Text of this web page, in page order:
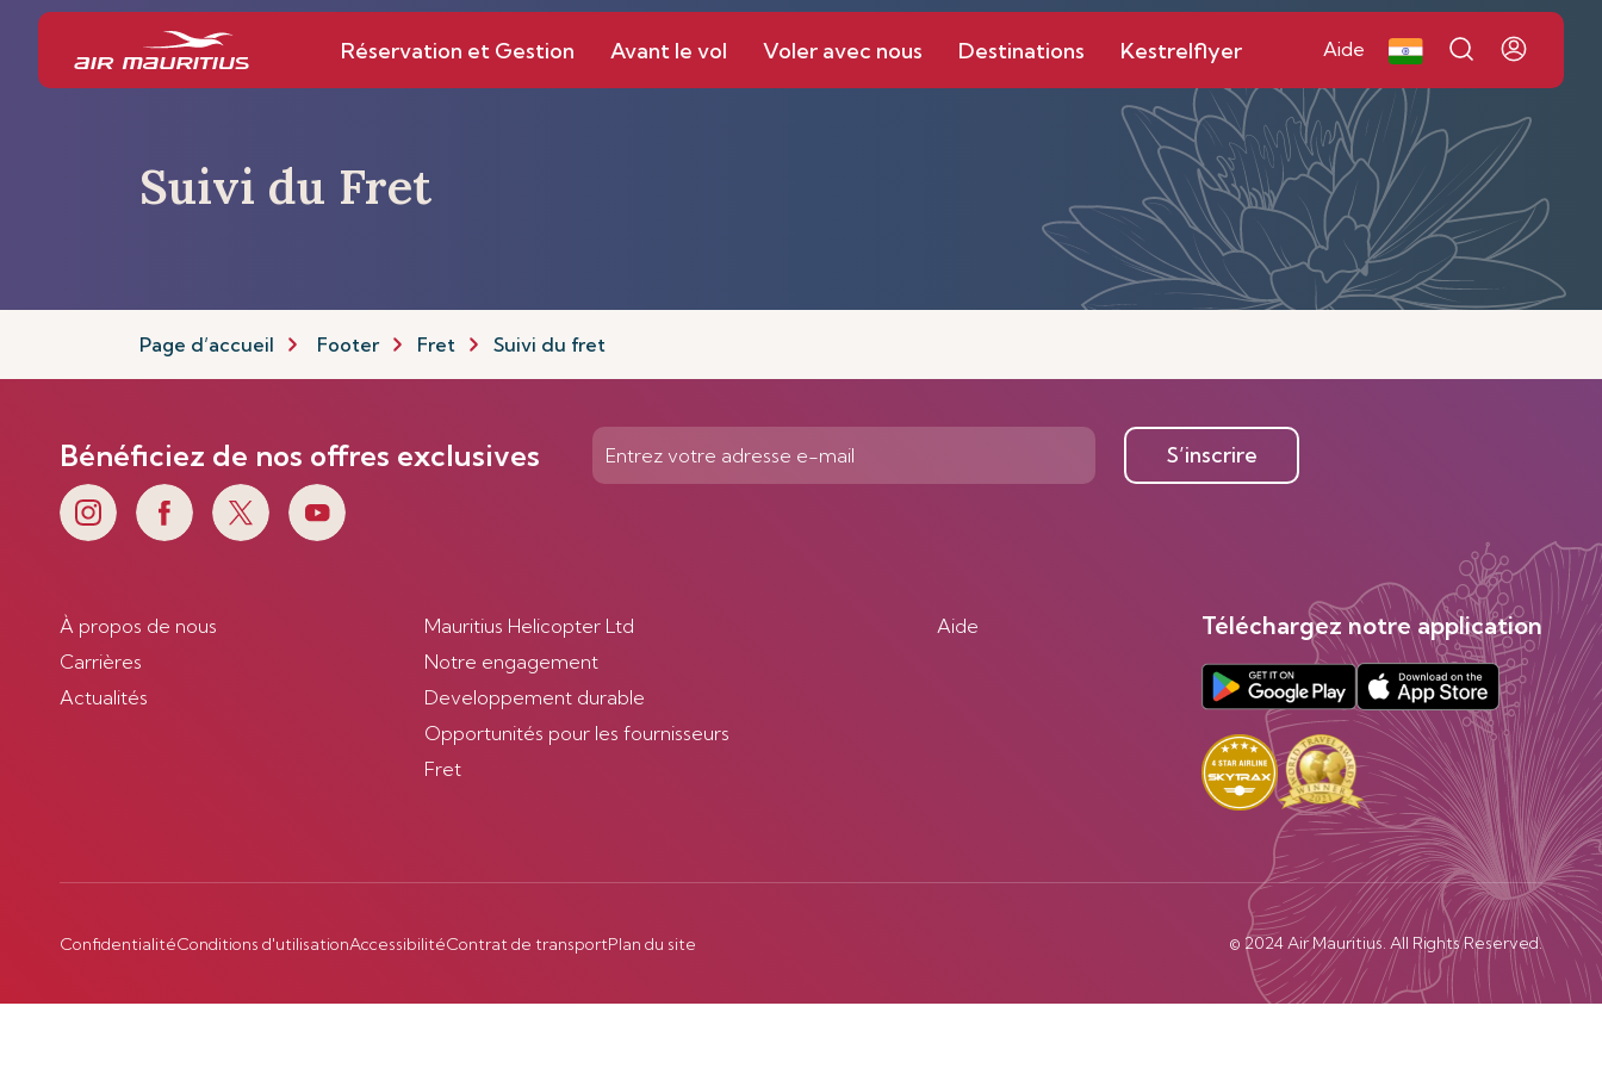
Réservation et Gestion Avant le vol Voler avec nous Destinations Kestrelflyer Aide
Suivi du Fret
Page d’accueil Footer Fret Suivi du fret
Bénéficiez de nos offres exclusives S’inscrire
À propos de nous
Carrières
Actualités
Mauritius Helicopter Ltd
Notre engagement
Developpement durable
Opportunités pour les fournisseurs
Fret
Aide Téléchargez notre application
ConfidentialitéConditions d'utilisationAccessibilitéContrat de transportPlan du site © 2024 Air Mauritius. All Rights Reserved.